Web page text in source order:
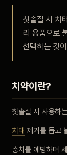
안
비포
공지
칫솔질 시 치
리 용품으로
선택하는 것
치약이란?
칫솔질 시 사용하
치태 제거를 돕고
충치를 예방하며